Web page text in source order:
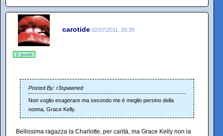
carotide 02/07/2011, 20:39
2 punti
Posted By: r3spawned
Non voglio esagerare ma secondo me è meglio persino della
nonna, Grace Kelly.
Bellissima ragazza la Charlotte, per carità, ma Grace Kelly non la